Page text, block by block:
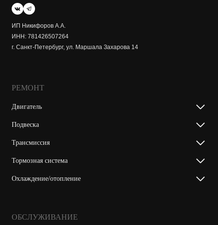
ИП Никифоров А.А.
ИНН: 781426507264
г. Санкт-Петербург, ул. Маршала Захарова 14
РЕМОНТ
Двигатель
Подвеска
Трансмиссия
Тормозная система
Охлаждение/отопление
ОБСЛУЖИВАНИЕ